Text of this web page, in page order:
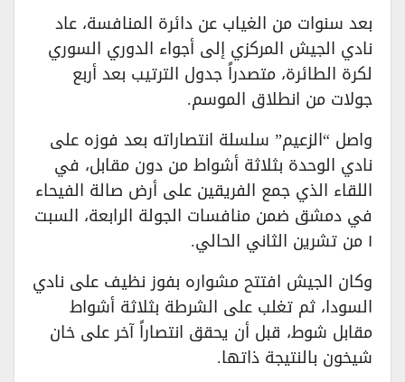
بعد سنوات من الغياب عن دائرة المنافسة، عاد
نادي الجيش المركزي إلى أجواء الدوري السوري
لكرة الطائرة، متصدراً جدول الترتيب بعد أربع
جولات من انطلاق الموسم.
واصل “الزعيم” سلسلة انتصاراته بعد فوزه على
نادي الوحدة بثلاثة أشواط من دون مقابل، في
اللقاء الذي جمع الفريقين على أرض صالة الفيحاء
في دمشق ضمن منافسات الجولة الرابعة، السبت
وكان الجيش افتتح مشواره بفوز نظيف على نادي
السودا، ثم تغلب على الشرطة بثلاثة أشواط
مقابل شوط، قبل أن يحقق انتصاراً آخر على خان
شيخون بالنتيجة ذاتها.